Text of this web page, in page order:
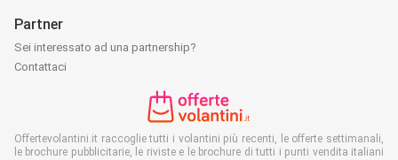
Partner
Sei interessato ad una partnership?
Contattaci
Offertevolantini.it raccoglie tutti i volantini più recenti, le offerte settimanali,
le brochure pubblicitarie, le riviste e le brochure di tutti i punti vendita italiani